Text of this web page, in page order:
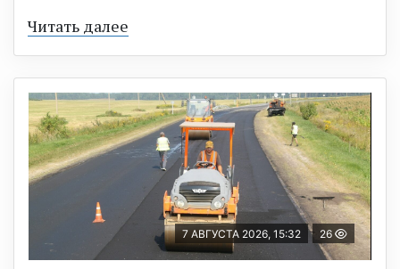
Читать далее
7 АВГУСТА 2026, 15:32 26